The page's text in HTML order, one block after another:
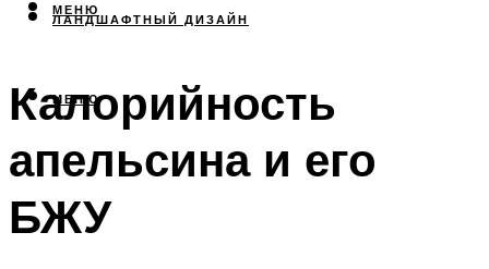
ЛАНДШАФТНЫЙ ДИЗАЙН
МЕНЮ
МЕНЮ
Калорийность
апельсина и его
БЖУ